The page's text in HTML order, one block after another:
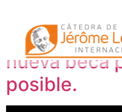
Colabora
nueva beca
posible.